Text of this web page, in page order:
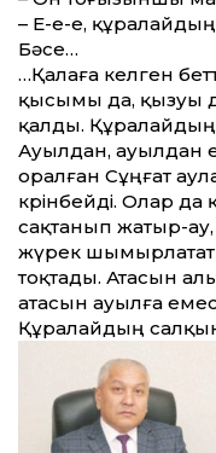
– Е-е-е,
Бәсе…
…Қалаға келген
қысымы да, қызуы да
қалды. Құралайдың
Ауылдан, ауылдан
оралған Сұңғат
көрінбейді. Олар
сақтанып жатыр-
жүрек
тоқтады. Атасын
атасын ауылға
Құралайдың